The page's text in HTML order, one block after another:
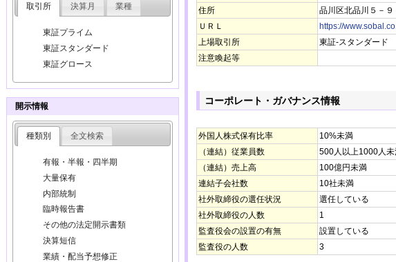
住所
品川区北品川５－９
ＵＲＬ
https://
上場取引所
東証-スタンダード
注意喚起等
コーポレート・ガバナンス情報
外国人株式保有比率
10%未満
（連結）従業員数
500人以上1000人未
（連結）売上高
100億円未満
連結子会社数
10社未満
社外取締役の選任状況
選任している
社外取締役の人数
1
監査役会の設置の有無
設置している
監査役の人数
3
取引所 決算月 業種
東証プライム
東証スタンダード
東証グロース
開示情報
種類別 全文検索
有報・半報・四半期
大量保有
内部統制
臨時報告書
その他の法定開示書類
決算短信
業績・配当予想修正